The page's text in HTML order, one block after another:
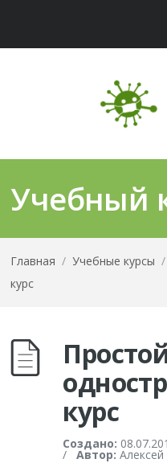
Учебный
Главная / Учебные курсы /
курс
курс
Создано:
/ Автор: